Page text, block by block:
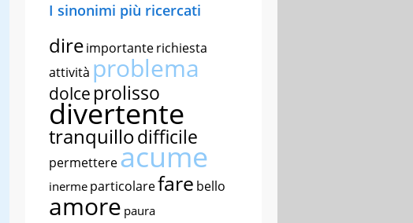
I sinonimi più ricercati
direimportanterichiesta
attività problema
dolce prolisso
divertente
tranquillodifficile
permettereacume
inerme particolarefare bello
amore paura